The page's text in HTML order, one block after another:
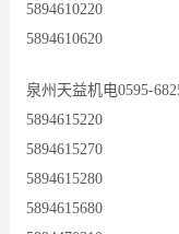
5894610220
5894610620
泉州天益机电0595-
5894615220
5894615270
5894615280
5894615680